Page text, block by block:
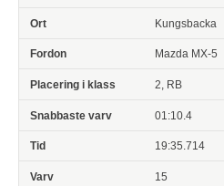
Kungsbacka
Mazda MX-5
2, RB
01:10.4
19:35.714
15